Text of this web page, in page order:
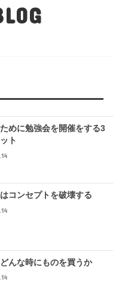
めに勉強会を開催をする3
ト
コンセプトを破壊する
んな時にものを買うか